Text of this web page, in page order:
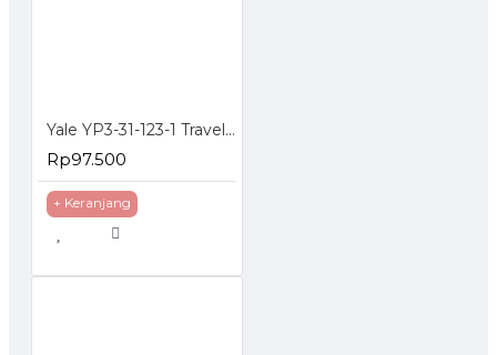
Yale YP3-31-123-1 Travel Lock - Gem Lock Gembok Koper Pin
Rp97.500
+ Keranjang